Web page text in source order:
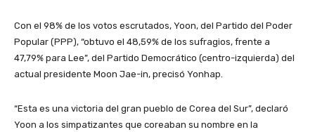
Con el 98% de los votos escrutados, Yoon, del Partido del Poder
Popular (PPP), “obtuvo el 48,59% de los sufragios, frente a
47,79% para Lee”, del Partido Democrático (centro-izquierda) del
actual presidente Moon Jae-in, precisó Yonhap.
“Esta es una victoria del gran pueblo de Corea del Sur”, declaró
Yoon a los simpatizantes que coreaban su nombre en la